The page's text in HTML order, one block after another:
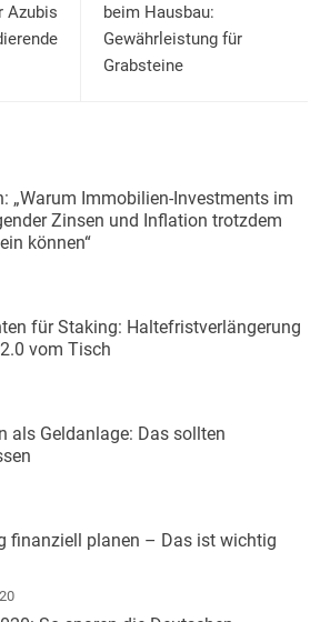
Azubis
beim Hausbau:
Gewährleistung für
Grabsteine
„Warum Immobilien-Investments im
Zinsen und Inflation trotzdem
können“
für Staking: Haltefristverlängerung
vom Tisch
als Geldanlage: Das sollten
finanziell planen – Das ist wichtig